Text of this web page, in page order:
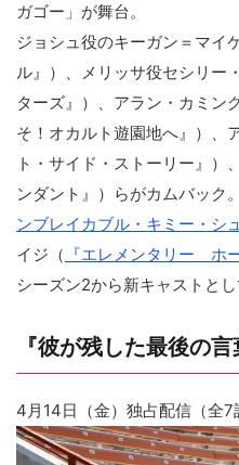
ガゴー」が舞台。
ジョシュ役のキーガン＝マイ
ル』）、メリッサ役セシリー
ターズ』）、アラン・カミン
そ！オカルト遊園地へ』）、
ト・サイド・ストーリー』）
ンダント』）らがカムバック
ンブレイカブル・キミー・シ
イジ（ 『エレメンタリー ホ
シーズン2から新キャストとし
『彼が残した最後の言
4月14日（金）独占配信（全7